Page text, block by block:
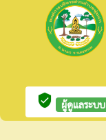
verified_user ผู้ดูแลระบบ